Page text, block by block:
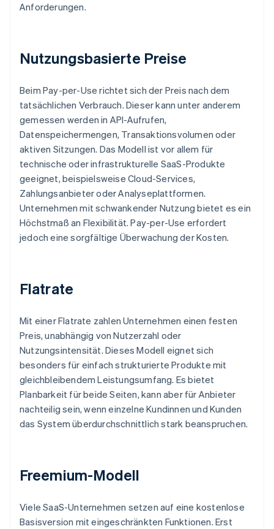
Anforderungen.
Nutzungsbasierte Preise
Beim Pay-per-Use richtet sich der Preis nach dem
tatsächlichen Verbrauch. Dieser kann unter anderem
gemessen werden in API-Aufrufen,
Datenspeichermengen, Transaktionsvolumen oder
aktiven Sitzungen. Das Modell ist vor allem für
technische oder infrastrukturelle SaaS-Produkte
geeignet, beispielsweise Cloud-Services,
Zahlungsanbieter oder Analyseplattformen.
Unternehmen mit schwankender Nutzung bietet es ein
Höchstmaß an Flexibilität. Pay-per-Use erfordert
jedoch eine sorgfältige Überwachung der Kosten.
Flatrate
Mit einer Flatrate zahlen Unternehmen einen festen
Preis, unabhängig von Nutzerzahl oder
Nutzungsintensität. Dieses Modell eignet sich
besonders für einfach strukturierte Produkte mit
gleichbleibendem Leistungsumfang. Es bietet
Planbarkeit für beide Seiten, kann aber für Anbieter
nachteilig sein, wenn einzelne Kundinnen und Kunden
das System überdurchschnittlich stark beanspruchen.
Freemium-Modell
Viele SaaS-Unternehmen setzen auf eine kostenlose
Basisversion mit eingeschränkten Funktionen. Erst